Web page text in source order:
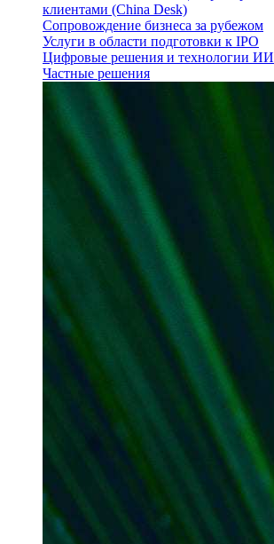
клиентами (China Desk)
Сопровождение бизнеса за рубежом
Услуги в области подготовки к IPO
Цифровые решения и технологии ИИ
Частные решения